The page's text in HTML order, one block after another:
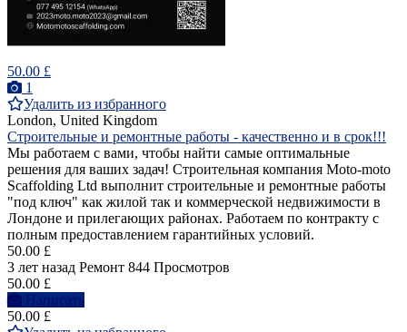
50.00 £
1
Удалить из избранного
London, United Kingdom
Строительные и ремонтные работы - качественно и в срок!!!
Мы работаем с вами, чтобы найти самые оптимальные
решения для ваших задач! Строительная компания Moto-moto
Scaffolding Ltd выполнит строительные и ремонтные работы
"под ключ" как жилой так и коммерческой недвижимости в
Лондоне и прилегающих районах. Работаем по контракту с
полным предоставлением гарантийных условий.
50.00 £
3 лет назад Ремонт 844 Просмотров
50.00 £
Написать
50.00 £